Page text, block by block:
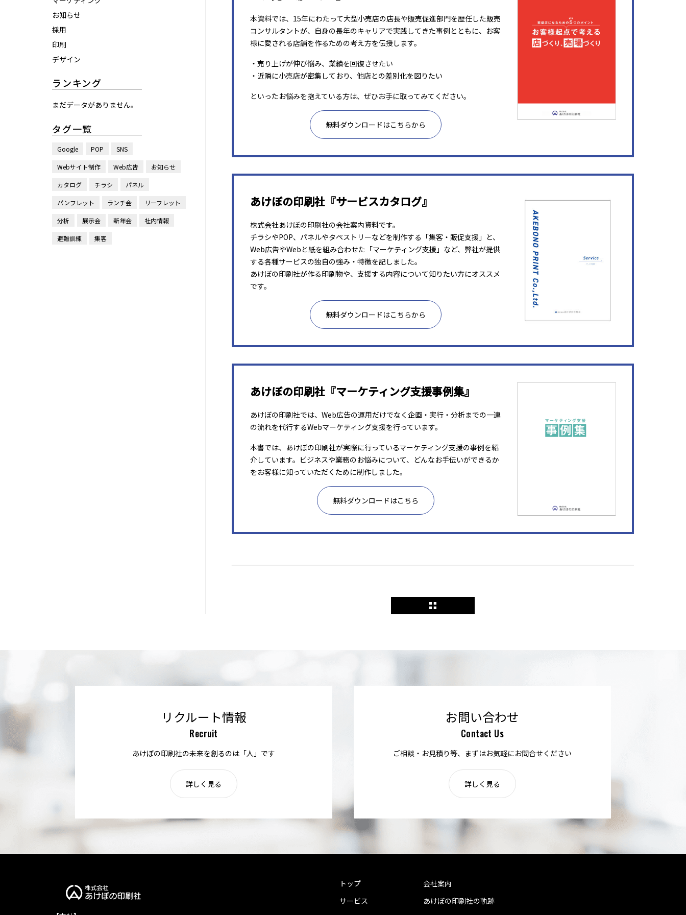
お知らせ
採用
印刷
デザイン
ランキング
まだデータがありません。
タグ一覧
Google POP SNS
Webサイト制作 Web広告 お知らせ
カタログ チラシ パネル
パンフレット ランチ会 リーフレット
分析 展示会 新年会 社内情報
避難訓練 集客
本資料では、15年にわたって大型小売店の店長や販売促進部門を歴任した販売
コンサルタントが、自身の長年のキャリアで実践してきた事例とともに、お客
様に愛される店舗を作るための考え方を伝授します。
・売り上げが伸び悩み、業績を回復させたい
・近隣に小売店が密集しており、他店との差別化を図りたい
といったお悩みを抱えている方は、ぜひお手に取ってみてください。
無料ダウンロードはこちらから
あけぼの印刷社『サービスカタログ』
株式会社あけぼの印刷社の会社案内資料です。
チラシやPOP、パネルやタペストリーなどを制作する「集客・販促支援」と、
Web広告やWebと紙を組み合わせた「マーケティング支援」など、弊社が提供
する各種サービスの独自の強み・特徴を記しました。
あけぼの印刷社が作る印刷物や、支援する内容について知りたい方にオススメ
です。
無料ダウンロードはこちらから
あけぼの印刷社『マーケティング支援事例集』
あけぼの印刷社では、Web広告の運用だけでなく企画・実行・分析までの一連
の流れを代行するWebマーケティング支援を行っています。
本書では、あけぼの印刷社が実際に行っているマーケティング支援の事例を紹
介しています。ビジネスや業務のお悩みについて、どんなお手伝いができるか
をお客様に知っていただくために制作しました。
無料ダウンロードはこちら
リクルート情報
Recruit
あけぼの印刷社の未来を創るのは「人」です
詳しく見る
お問い合わせ
Contact Us
ご相談・お見積り等、まずはお気軽にお問合せください
詳しく見る
トップ
サービス
会社案内
あけぼの印刷社の軌跡